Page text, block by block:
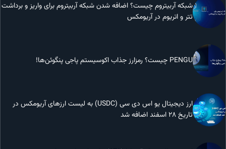
شبکه آربیتروم چیست؟ اضافه شدن شبکه آربیتروم برای واریز و برداشت
تتر و اتریوم در آریومکس
PENGU چیست؟ رمزارز جذاب اکوسیستم پاجی پنگوئن‌ها!
ارز دیجیتال یو اس دی سی (USDC) به لیست ارزهای آریومکس در
تاریخ 28 اسفند اضافه شد